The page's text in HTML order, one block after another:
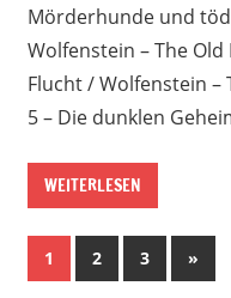
Mörderhunde und
Wolfenstein – The Old
Flucht / Wolfenstein –
5 – Die dunklen
WEITERLESEN
1 2 3 »